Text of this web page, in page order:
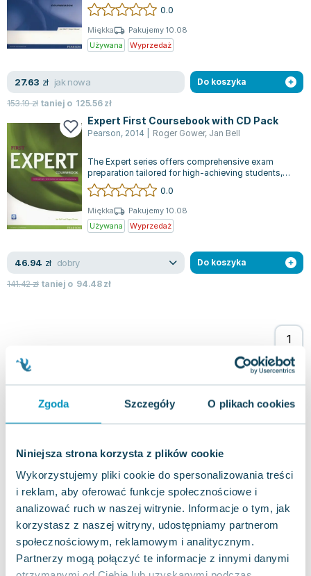
Zgoda Szczegóły O plikach cookies
Niniejsza strona korzysta z plików cookie
Wykorzystujemy pliki cookie do spersonalizowania treści
i reklam, aby oferować funkcje społecznościowe i
analizować ruch w naszej witrynie. Informacje o tym, jak
korzystasz z naszej witryny, udostępniamy partnerom
społecznościowym, reklamowym i analitycznym.
Partnerzy mogą połączyć te informacje z innymi danymi
Joseph Murphy
Jan Sztaudynger
Aleksander Puszkin
Małgorzata Ohme
Maddie Ziegler
Leszek Czarnecki
Joanna Racewicz
Maria Seweryn
Janina Zającówna
Eric Helms
Anna Prus (oprac.)
Nela Mała Reporterka
Barbara Wrzesińska
Terry Pratchett
Jacek Walkiewicz
celu solidne przygotowanie uczestni...
0.0
Miękka
Pakujemy 10.08
Używana
Wyprzedaż
27.63 zł jak nowa
153.19zł taniej o 125.56zł
Do koszyka
Expert First Coursebook with CD Pack
Pearson, 2014 Roger Gower, Jan Bell
The Expert series offers comprehensive exam
preparation tailored for high-achieving students,
focusing on enhancing both language...
0.0
Miękka
Pakujemy 10.08
Używana
Wyprzedaż
46.94 zł dobry
141.42zł taniej o 94.48zł
Do koszyka